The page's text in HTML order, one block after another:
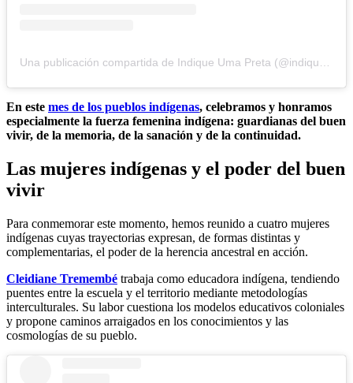
En este mes de los pueblos indígenas, celebramos y honramos
especialmente la fuerza femenina indígena: guardianas del buen
vivir, de la memoria, de la sanación y de la continuidad.
Las mujeres indígenas y el poder del buen
vivir
Para conmemorar este momento, hemos reunido a cuatro mujeres
indígenas cuyas trayectorias expresan, de formas distintas y
complementarias, el poder de la herencia ancestral en acción.
Cleidiane Tremembé trabaja como educadora indígena, tendiendo
puentes entre la escuela y el territorio mediante metodologías
interculturales. Su labor cuestiona los modelos educativos coloniales
y propone caminos arraigados en los conocimientos y las
cosmologías de su pueblo.